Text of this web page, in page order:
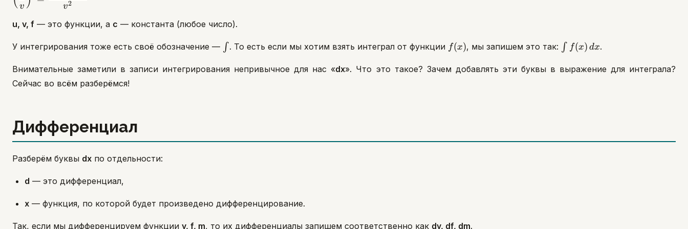
-u'v +
{v}\right)' =
v'u}{v^2}
v v2
u, v, f — это функции, а c — константа (любое число).
У интегрирования тоже есть своё обозначение — \int
∫ . То есть если мы хотим взять интеграл от функции f(x)
f(x), мы запишем это так: \int
∫ f(x) dx.
Внимательные заметили в записи интегрирования непривычное для нас «dx». Что это такое? Зачем добавлять эти буквы в выражение для интеграла?
Сейчас во всём разберёмся!
Дифференциал
Разберём буквы dx по отдельности:
d — это дифференциал,
х — функция, по которой будет произведено дифференцирование.
Так, если мы дифференцируем функции y, f, m, то их дифференциалы запишем соответственно как dy, df, dm.